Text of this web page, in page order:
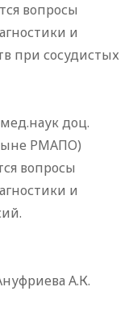
вопросы
и
при сосудистых
доц.
РМАПО)
вопросы
и
А.К.